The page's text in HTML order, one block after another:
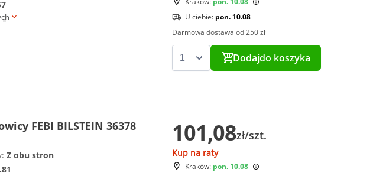
U ciebie: pon. 10.08
Darmowa dostawa od 250 zł
Dodajdo koszyka
FEBI BILSTEIN 36378
Z obu stron
101,08zł/szt.
Kup na raty
Kraków: pon. 10.08